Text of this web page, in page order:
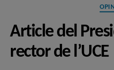
Article del
rector de l’UCE